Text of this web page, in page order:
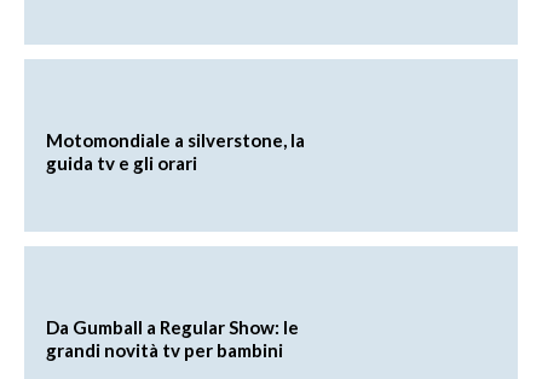
Motomondiale a silverstone, la
guida tv e gli orari
Da Gumball a Regular Show: le
grandi novità tv per bambini